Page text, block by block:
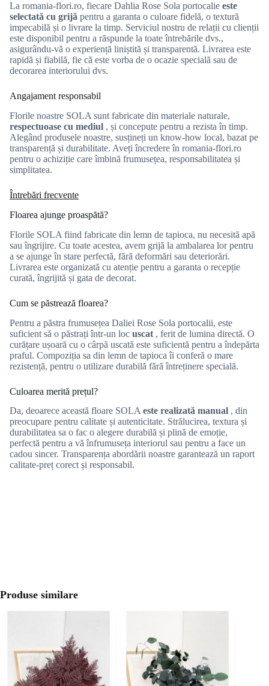
La romania-flori.ro, fiecare Dahlia Rose Sola portocalie este
selectată cu grijă pentru a garanta o culoare fidelă, o textură
impecabilă și o livrare la timp. Serviciul nostru de relații cu clienții
este disponibil pentru a răspunde la toate întrebările dvs.,
asigurându-vă o experiență liniștită și transparentă. Livrarea este
rapidă și fiabilă, fie că este vorba de o ocazie specială sau de
decorarea interiorului dvs.
Angajament responsabil
Florile noastre SOLA sunt fabricate din materiale naturale,
respectuoase cu mediul , și concepute pentru a rezista în timp.
Alegând produsele noastre, susțineți un know-how local, bazat pe
transparență și durabilitate. Aveți încredere în romania-flori.ro
pentru o achiziție care îmbină frumusețea, responsabilitatea și
simplitatea.
Întrebări frecvente
Floarea ajunge proaspătă?
Florile SOLA fiind fabricate din lemn de tapioca, nu necesită apă
sau îngrijire. Cu toate acestea, avem grijă la ambalarea lor pentru
a se ajunge în stare perfectă, fără deformări sau deteriorări.
Livrarea este organizată cu atenție pentru a garanta o recepție
curată, îngrijită și gata de decorat.
Cum se păstrează floarea?
Pentru a păstra frumusețea Daliei Rose Sola portocalii, este
suficient să o păstrați într-un loc uscat , ferit de lumina directă. O
curățare ușoară cu o cârpă uscată este suficientă pentru a îndepărta
praful. Compoziția sa din lemn de tapioca îi conferă o mare
rezistență, pentru o utilizare durabilă fără întreținere specială.
Culoarea merită prețul?
Da, deoarece această floare SOLA este realizată manual , din
preocupare pentru calitate și autenticitate. Strălucirea, textura și
durabilitatea sa o fac o alegere durabilă și plină de emoție,
perfectă pentru a vă înfrumuseța interiorul sau pentru a face un
cadou sincer. Transparența abordării noastre garantează un raport
calitate-preț corect și responsabil.
Produse similare